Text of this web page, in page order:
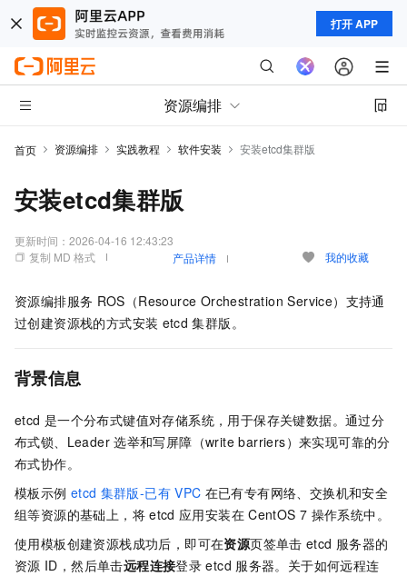
打开 APP
资源编排
首页 资源编排 实践教程 软件安装 安装etcd集群版
安装etcd集群版
更新时间： 2026-04-16 12:43:23
复制 MD 格式
产品详情 我的收藏
资源编排服务 ROS（Resource Orchestration Service）支持通
过创建资源栈的方式安装 etcd 集群版。
背景信息
etcd 是一个分布式键值对存储系统，用于保存关键数据。通过分
布式锁、Leader 选举和写屏障（write barriers）来实现可靠的分
布式协作。
模板示例 etcd 集群版-已有 VPC 在已有专有网络、交换机和安全
组等资源的基础上，将 etcd 应用安装在 CentOS 7 操作系统中。
使用模板创建资源栈成功后，即可在资源页签单击 etcd 服务器的
资源 ID，然后单击远程连接登录 etcd 服务器。 关于如何远程连